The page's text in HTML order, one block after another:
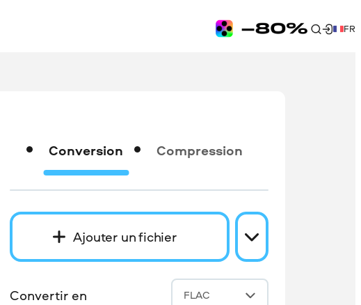
FR
Conversion Compression
Ajouter un fichier
Convertir en FLAC